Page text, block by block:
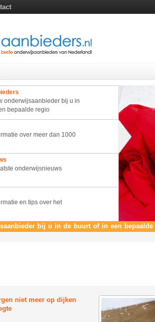
onderwijsaanbieder bij u in
bepaalde regio
over meer dan 1000
onderwijsnieuws
en tips over het
bij u in de buurt of in een bepaalde
niet meer op dijken